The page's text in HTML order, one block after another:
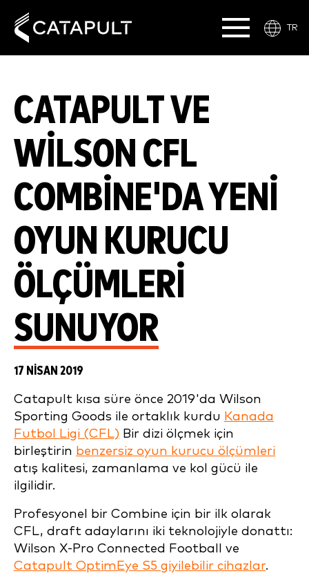
TR
CATAPULT VE
WILSON CFL
COMBINE'DA YENI
OYUN KURUCU
ÖLÇÜMLERI
SUNUYOR
17 NISAN 2019
Catapult kısa süre önce 2019'da Wilson
Sporting Goods ile ortaklık kurdu Kanada
Futbol Ligi (CFL) Bir dizi ölçmek için
birleştirin benzersiz oyun kurucu ölçümleri
atış kalitesi, zamanlama ve kol gücü ile
ilgilidir.
Profesyonel bir Combine için bir ilk olarak
CFL, draft adaylarını iki teknolojiyle donattı:
Wilson X-Pro Connected Football ve
Catapult OptimEye S5 giyilebilir cihazlar.